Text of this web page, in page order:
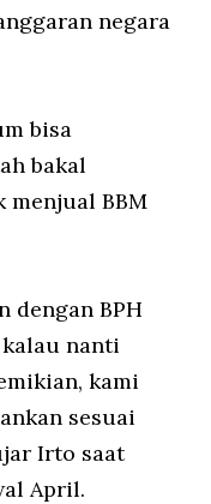
negara
bisa
bakal
menjual BBM
dengan BPH
nanti
kami
sesuai
Irto saat
April.